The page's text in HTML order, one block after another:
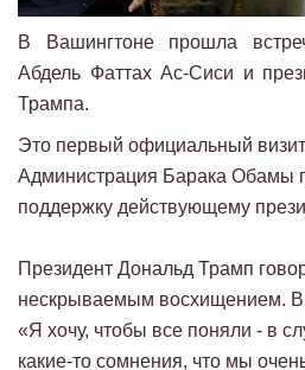
В Вашингтоне прошла
Абдель Фаттах Ас-Сиси и
Трампа.
Это первый официальный
Администрация Барака Обамы
поддержку действующему
Президент Дональд Трамп
нескрываемым восхищением. В
«Я хочу, чтобы все поняли - в
какие-то сомнения, что мы